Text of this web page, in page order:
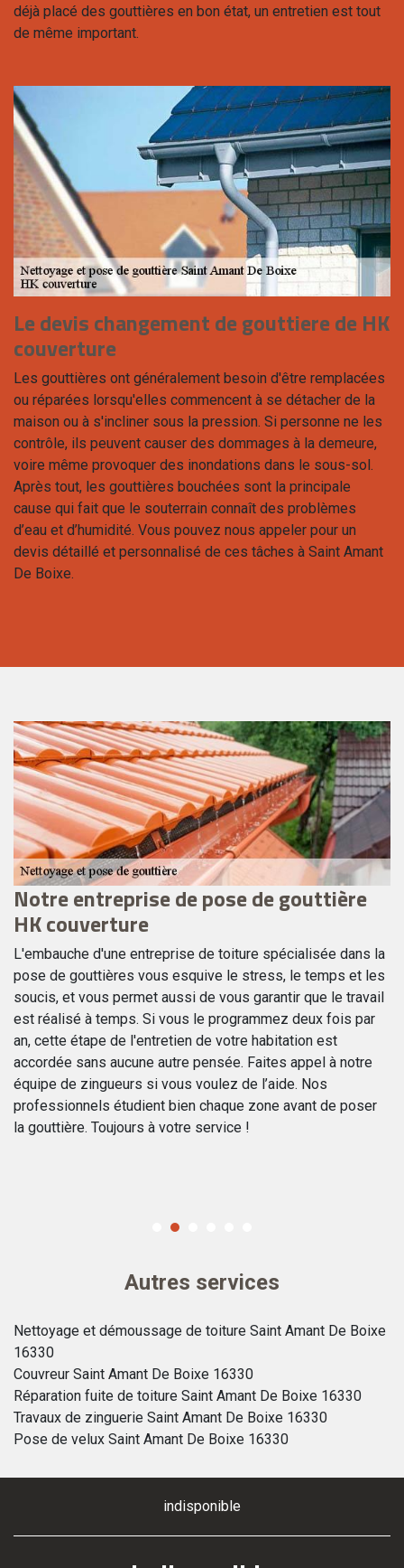
déjà placé des gouttières en bon état, un entretien est tout
de même important.
Le devis changement de gouttiere de HK
couverture
Les gouttières ont généralement besoin d'être remplacées
ou réparées lorsqu'elles commencent à se détacher de la
maison ou à s'incliner sous la pression. Si personne ne les
contrôle, ils peuvent causer des dommages à la demeure,
voire même provoquer des inondations dans le sous-sol.
Après tout, les gouttières bouchées sont la principale
cause qui fait que le souterrain connaît des problèmes
d’eau et d’humidité. Vous pouvez nous appeler pour un
devis détaillé et personnalisé de ces tâches à Saint Amant
De Boixe.
Notre entreprise de pose de gouttière
HK couverture
L'embauche d'une entreprise de toiture spécialisée dans la
pose de gouttières vous esquive le stress, le temps et les
soucis, et vous permet aussi de vous garantir que le travail
est réalisé à temps. Si vous le programmez deux fois par
an, cette étape de l'entretien de votre habitation est
accordée sans aucune autre pensée. Faites appel à notre
équipe de zingueurs si vous voulez de l’aide. Nos
professionnels étudient bien chaque zone avant de poser
la gouttière. Toujours à votre service !
Autres services
Nettoyage et démoussage de toiture Saint Amant De Boixe
16330
Couvreur Saint Amant De Boixe 16330
Réparation fuite de toiture Saint Amant De Boixe 16330
Travaux de zinguerie Saint Amant De Boixe 16330
Pose de velux Saint Amant De Boixe 16330
indisponible